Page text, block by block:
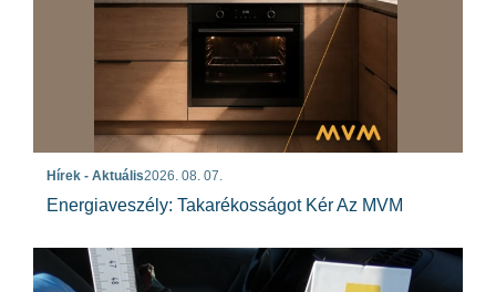
Hírek - Aktuális2026. 08. 07.
Energiaveszély: Takarékosságot Kér Az MVM